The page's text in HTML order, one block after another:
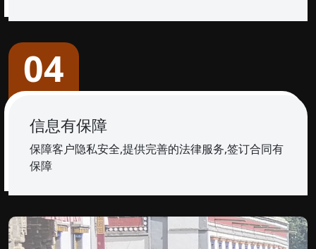
04
信息有保障
保障客户隐私安全,提供完善的法律服务,签订合同有
保障